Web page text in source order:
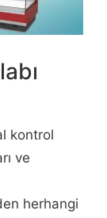
kontrol
ve
herhangi